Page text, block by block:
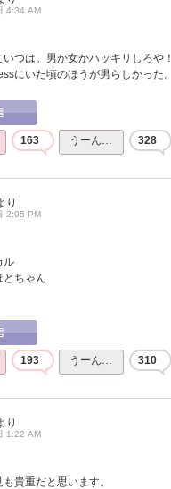
4:34 AM
つは。男か女かハッキリしろや！
にいた頃のほうが男らしかった。
163 うーん… 328
り
2:05 PM
ル
とちゃん
193 うーん… 310
り
1:22 AM
貴重だと思います。